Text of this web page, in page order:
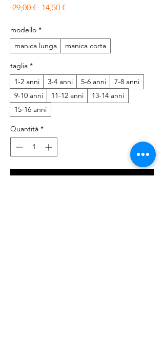
29,00 € Prezzo regolare
14,50 €
modello *
manica lunga
manica corta
taglia *
1-2 anni
3-4 anni 5-6 anni
7-8 anni
9-10 anni
11-12 anni
13-14 anni
15-16 anni
Quantità *